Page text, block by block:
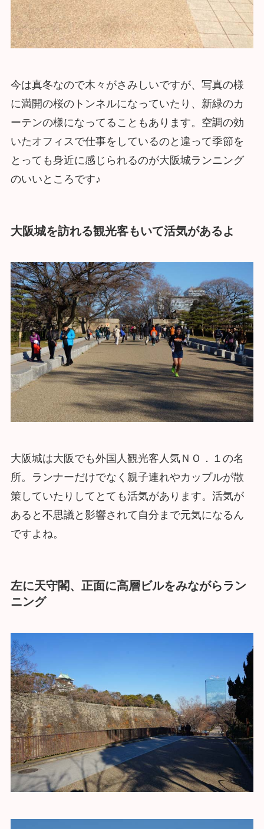
今は真冬なので木々がさみしいですが、写真の様
に満開の桜のトンネルになっていたり、新緑のカ
ーテンの様になってることもあります。空調の効
いたオフィスで仕事をしているのと違って季節を
とっても身近に感じられるのが大阪城ランニング
のいいところです♪
大阪城を訪れる観光客もいて活気があるよ
大阪城は大阪でも外国人観光客人気ＮＯ．１の名
所。ランナーだけでなく親子連れやカップルが散
策していたりしてとても活気があります。活気が
あると不思議と影響されて自分まで元気になるん
ですよね。
左に天守閣、正面に高層ビルをみながらラン
ニング